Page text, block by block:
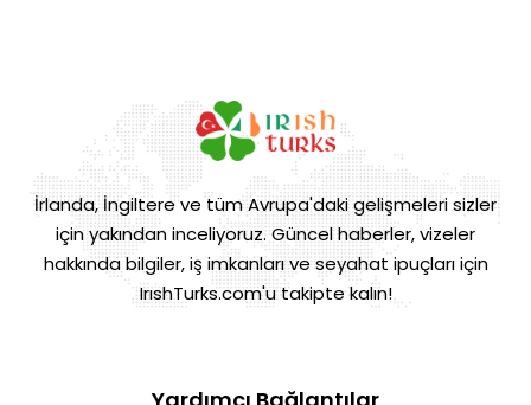
İrlanda, İngiltere ve tüm Avrupa'daki gelişmeleri sizler
için yakından inceliyoruz. Güncel haberler, vizeler
hakkında bilgiler, iş imkanları ve seyahat ipuçları için
IrıshTurks.com'u takipte kalın!